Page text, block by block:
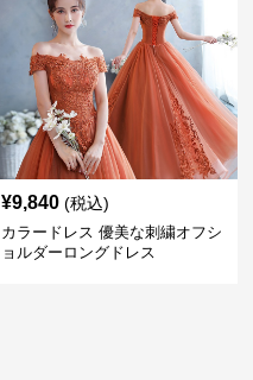
¥9,840 (税込)
カラードレス 優美な刺繍オフシ
ョルダーロングドレス